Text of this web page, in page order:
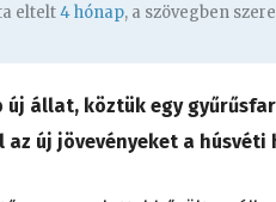
eltelt4 hónap, a szövegben
új állat, köztük egy
új jövevényeket a